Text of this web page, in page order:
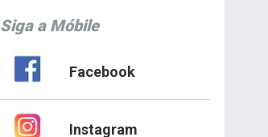
Siga a Móbile
Facebook
Instagram